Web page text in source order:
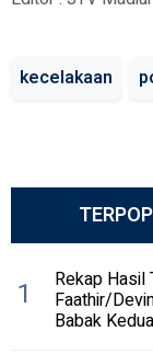
kecelakaan
1 Rekap Hasil
Faathir/
Babak Kedua